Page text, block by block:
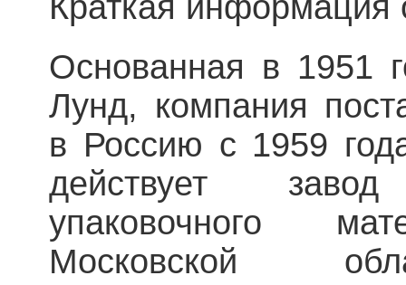
Основанная в 1951
Лунд, компания
в Россию с 1959
действует
упаковочного
Московской